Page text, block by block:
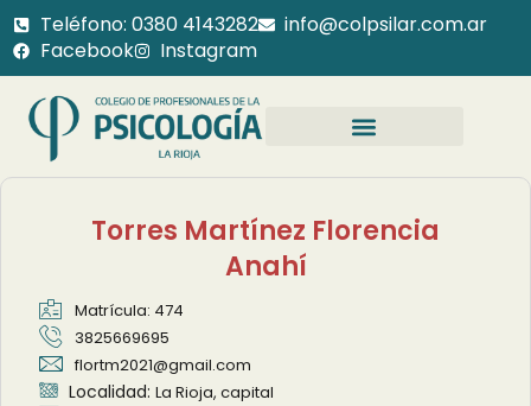
Teléfono: 0380 4143282
info@colpsilar.com.ar
Facebook
Instagram
Torres Martínez Florencia
Anahí
Matrícula: 474
3825669695
flortm2021@gmail.com
Localidad:La Rioja, capital